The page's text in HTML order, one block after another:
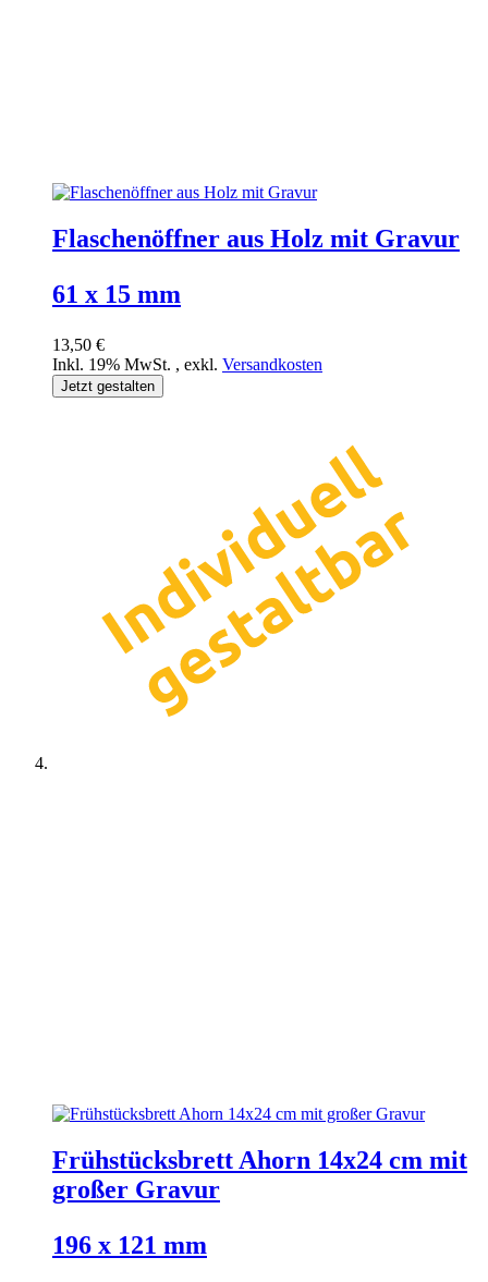
Flaschenöffner aus Holz mit Gravur
61 x 15 mm
13,50 €
Inkl. 19% MwSt. , exkl. Versandkosten
Jetzt gestalten
Frühstücksbrett Ahorn 14x24 cm mit
großer Gravur
196 x 121 mm